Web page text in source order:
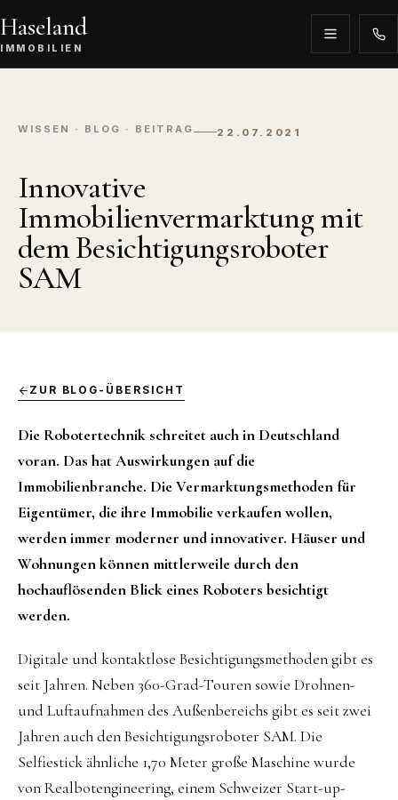
Haseland
IMMOBILIEN
WISSEN · BLOG · BEITRAG 22.07.2021
Innovative
Immobilienvermarktung mit
dem Besichtigungsroboter
SAM
ZUR BLOG-ÜBERSICHT
Die Robotertechnik schreitet auch in Deutschland
voran. Das hat Auswirkungen auf die
Immobilienbranche. Die Vermarktungsmethoden für
Eigentümer, die ihre Immobilie verkaufen wollen,
werden immer moderner und innovativer. Häuser und
Wohnungen können mittlerweile durch den
hochauflösenden Blick eines Roboters besichtigt
werden.
Digitale und kontaktlose Besichtigungsmethoden gibt es
seit Jahren. Neben 360-Grad-Touren sowie Drohnen-
und Luftaufnahmen des Außenbereichs gibt es seit zwei
Jahren auch den Besichtigungsroboter SAM. Die
Selfiestick ähnliche 1,70 Meter große Maschine wurde
von Realbotengineering, einem Schweizer Start-up-